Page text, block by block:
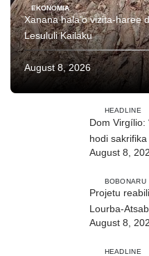
EKONOMIA
Xanana hala’o vizita-haree
Lesululi Kailaku
August 8, 2026
HEADLINE
Dom Virgílio:
hodi sakrifika
ho fuan”
August 8,
BOBONARU
Projetu
Lourba-
vistu tribunál
August 8,
HEADLINE